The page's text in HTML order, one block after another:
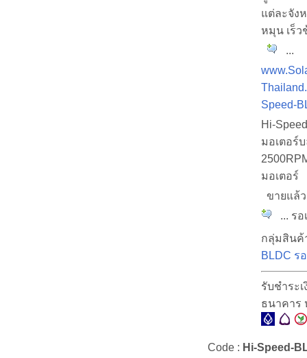
แต่ละจัง
หมุน เร็ว
...
Speed-
Hi-
มอเตอร์
มอเตอร์
ขายแ
... รอ
กลุ่มสินค้
BLDC ร
รับชำระ
ธนาคาร
Code : Hi-Speed-